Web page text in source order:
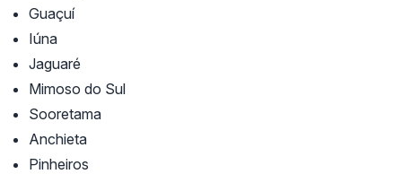
Guaçuí
Iúna
Jaguaré
Mimoso do Sul
Sooretama
Anchieta
Pinheiros